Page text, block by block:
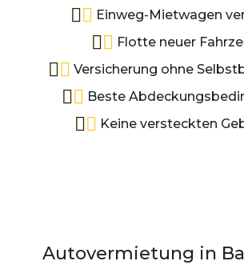
Einweg-Mietwagen
Flotte neuer
Versicherung ohne
Beste
Keine versteckten
Autovermietung in